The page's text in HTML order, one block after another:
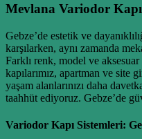
Mevlana Variodor Kapı
Gebze’de estetik ve
karşılarken, aynı zamanda
Farklı renk, model ve
kapılarımız, apartman ve site
yaşam alanlarınızı daha
taahhüt ediyoruz. Gebze’de
Variodor Kapı Sistemleri: